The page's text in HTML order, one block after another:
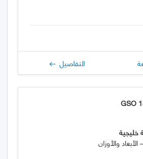
التفاصيل
GSO
خليجية
والأوزان